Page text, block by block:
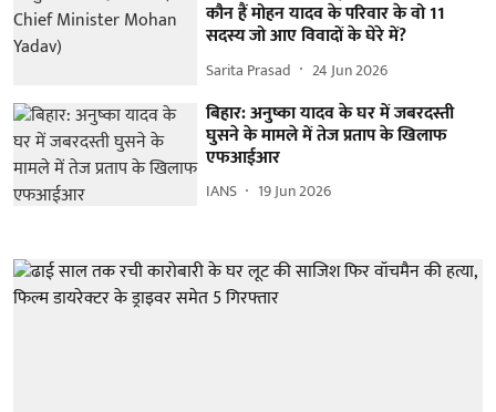
कौन हैं मोहन यादव के परिवार के वो 11
सदस्य जो आए विवादों के घेरे में?
Sarita Prasad 24 Jun 2026
बिहार: अनुष्का यादव के घर में जबरदस्ती
घुसने के मामले में तेज प्रताप के खिलाफ
एफआईआर
IANS 19 Jun 2026